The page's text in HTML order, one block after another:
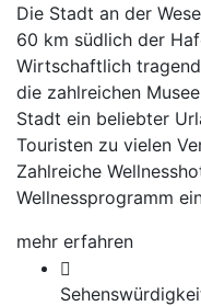
Die Stadt an der
60 km südlich der
Wirtschaftlich
die zahlreichen
Stadt ein beliebter
Touristen zu vielen
Zahlreiche
Wellnessprogramm
mehr erfahren